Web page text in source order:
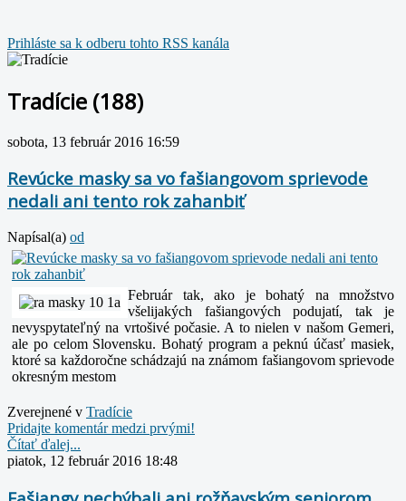
Prihláste sa k odberu tohto RSS kanála
Tradície (188)
sobota, 13 február 2016 16:59
Revúcke masky sa vo fašiangovom sprievode
nedali ani tento rok zahanbiť
Napísal(a) od
Február tak, ako je bohatý na množstvo
všelijakých fašiangových podujatí, tak je
nevyspytateľný na vrtošivé počasie. A to nielen v našom Gemeri,
ale po celom Slovensku. Bohatý program a peknú účasť masiek,
ktoré sa každoročne schádzajú na známom fašiangovom sprievode
okresným mestom
Zverejnené v Tradície
Pridajte komentár medzi prvými!
Čítať ďalej...
piatok, 12 február 2016 18:48